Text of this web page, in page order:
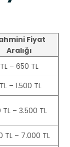
Fiyat
Aralığı
– 650 TL
– 1.500 TL
TL – 3.500 TL
TL – 7.000 TL